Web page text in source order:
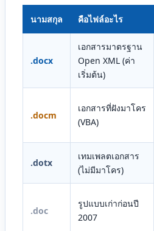
นามสกุล คือไฟล์อะไร
.docx
เอกสารมาตรฐาน
Open XML (ค่า
เริ่มต้น)
.docm
เอกสารที่ฝังมาโคร
(VBA)
.dotx
เทมเพลตเอกสาร
(ไม่มีมาโคร)
.doc
รูปแบบเก่าก่อนปี
2007